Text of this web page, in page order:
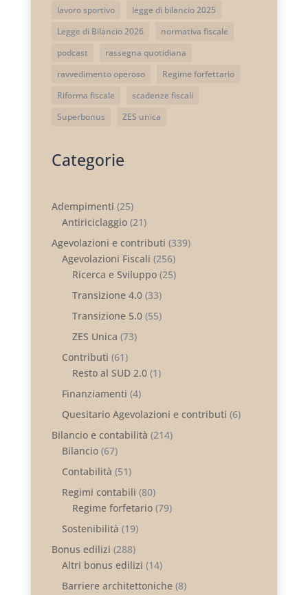
lavoro sportivo
legge di bilancio 2025
Legge di Bilancio 2026
normativa fiscale
podcast
rassegna quotidiana
ravvedimento operoso
Regime forfettario
Riforma fiscale
scadenze fiscali
Superbonus
ZES unica
Categorie
Adempimenti (25)
Antiriciclaggio(21)
Agevolazioni e contributi (339)
Agevolazioni Fiscali (256)
Ricerca e Sviluppo(25)
Transizione 4.0(33)
Transizione 5.0(55)
ZES Unica (73)
Contributi (61)
Resto al SUD 2.0(1)
Finanziamenti (4)
Quesitario Agevolazioni e contributi (6)
Bilancio e contabilità (214)
Bilancio(67)
Contabilità (51)
Regimi contabili (80)
Regime forfetario(79)
Sostenibilità (19)
Bonus edilizi (288)
Altri bonus edilizi (14)
Barriere architettoniche(8)